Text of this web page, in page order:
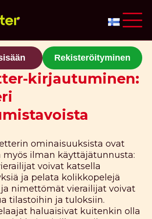
Rekisteröityminen
kirjautuminen:
ominaisuuksista ovat
myös ilman käyttäjätunnusta:
voivat katsella
ja pelata kolikkopelejä
nimettömät vierailijat voivat
tilastoihin ja tuloksiin.
haluaisivat kuitenkin olla